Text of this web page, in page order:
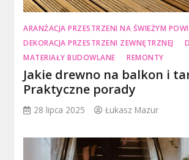
ARANŻACJA PRZESTRZENI NA ŚWIEŻYM
DEKORACJA PRZESTRZENI ZEWNĘTRZNEJ
MATERIAŁY BUDOWLANE
REMONTY
Jakie drewno na balkon i
Praktyczne porady
28 lipca 2025 Łukasz Mazur